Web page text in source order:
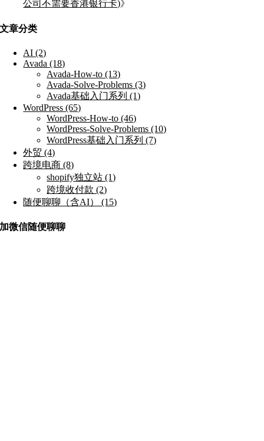
公司不需要香港银行卡)》
文章分类
AI (2)
Avada (18)
Avada-How-to (13)
Avada-Solve-Problems (3)
Avada基础入门系列 (1)
WordPress (65)
WordPress-How-to (46)
WordPress-Solve-Problems (10)
WordPress基础入门系列 (7)
外贸 (4)
跨境电商 (8)
shopify独立站 (1)
跨境收付款 (2)
随便聊聊（含AI） (15)
加微信随便聊聊